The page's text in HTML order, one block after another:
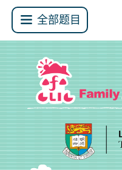
全部题目